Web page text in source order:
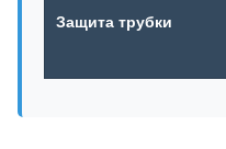
Защита трубки